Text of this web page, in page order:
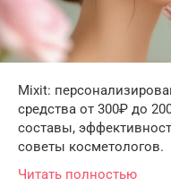
Mixit:
средства от 300₽ до
составы,
советы косметологов.
Читать полностью